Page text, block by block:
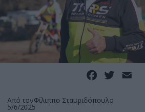
Facebook
Twitter
Από τονΦίλιππο Σταυριδόπουλο
5/6/2025